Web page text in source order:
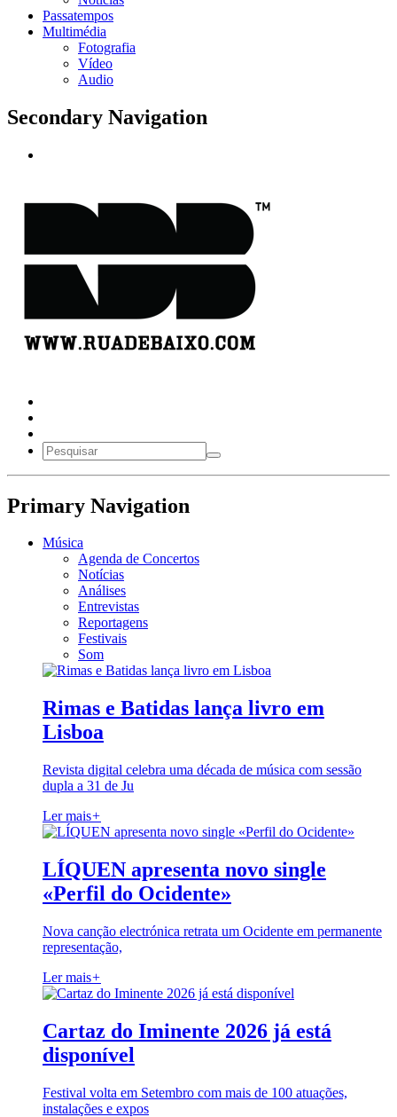
Passatempos
Multimédia
Fotografia
Vídeo
Audio
Secondary Navigation
Primary Navigation
Música
Agenda de Concertos
Notícias
Análises
Entrevistas
Reportagens
Festivais
Som
Rimas e Batidas lança livro em
Lisboa
Revista digital celebra uma década de música com sessão
dupla a 31 de Ju
Ler mais+
LÍQUEN apresenta novo single
«Perfil do Ocidente»
Nova canção electrónica retrata um Ocidente em permanente
representação,
Ler mais+
Cartaz do Iminente 2026 já está
disponível
Festival volta em Setembro com mais de 100 atuações,
instalações e expos